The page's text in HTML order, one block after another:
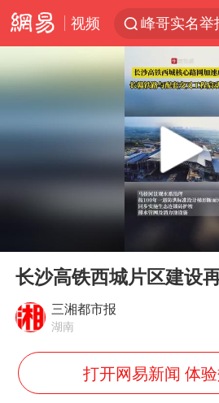
视频
峰哥实名举
解锁各地夏
金饰克价一
名创优品一
黄金创今
“六爷”挂一
牛津大学一
Play
长沙高铁西城片区建设
三湘都市报
湖南
打开网易新闻 体